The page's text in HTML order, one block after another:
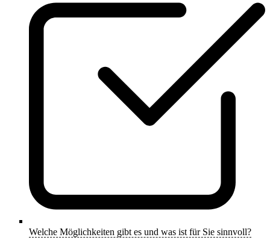
Welche Möglichkeiten gibt es und was ist für Sie sinnvoll?